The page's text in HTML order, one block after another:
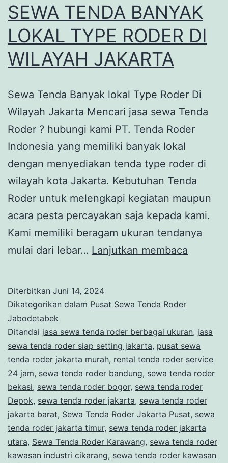
SEWA TENDA BANYAK
LOKAL TYPE RODER DI
WILAYAH JAKARTA
Sewa Tenda Banyak lokal Type Roder Di
Wilayah Jakarta Mencari jasa sewa Tenda
Roder ? hubungi kami PT. Tenda Roder
Indonesia yang memiliki banyak lokal
dengan menyediakan tenda type roder di
wilayah kota Jakarta. Kebutuhan Tenda
Roder untuk melengkapi kegiatan maupun
acara pesta percayakan saja kepada kami.
Kami memiliki beragam ukuran tendanya
mulai dari lebar… Lanjutkan membaca
RODER
DI
Diterbitkan Juni 14, 2024
Dikategorikan dalam Pusat Sewa Tenda Roder
Jabodetabek
Ditandai jasa sewa tenda roder berbagai ukuran, jasa
sewa tenda roder siap setting jakarta, pusat sewa
tenda roder jakarta murah, rental tenda roder service
24 jam, sewa tenda roder bandung, sewa tenda roder
bekasi, sewa tenda roder bogor, sewa tenda roder
Depok, sewa tenda roder jakarta, sewa tenda roder
jakarta barat, Sewa Tenda Roder Jakarta Pusat, sewa
tenda roder jakarta timur, sewa tenda roder jakarta
utara, Sewa Tenda Roder Karawang, sewa tenda roder
kawasan industri cikarang, sewa tenda roder kawasan